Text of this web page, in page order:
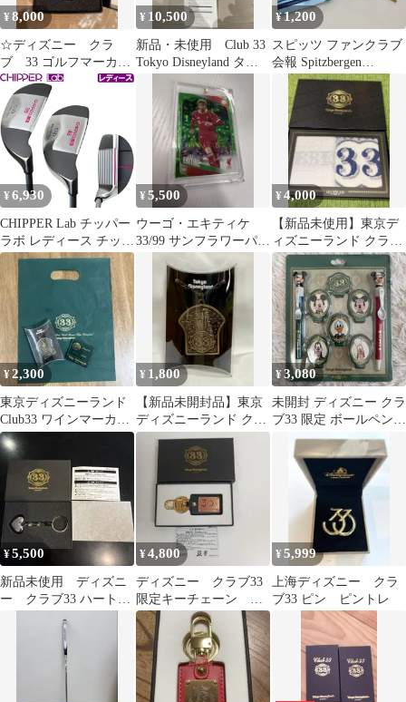
¥8,000
☆ディズニー クラ
ブ 33 ゴルフマーカ
ー マグネット ロゴ
☆
¥ 10,500
新品・未使用 Club 33
Tokyo Disneyland タン
¥1,200
スピッツ ファンクラブ
会報 Spitzbergen
Vol.30、31、33
¥ 6,930
CHIPPER Lab チッパー
ラボ レディース チッパ
ー カーボンシャフ
ト 36度/46度 ラボシリ
¥5,500
ウーゴ・エキティケ
33/99 サンフラワーパラ
レル Topps Japan
¥4,000
【新品未使用】東京デ
ィズニーランド クラブ
33タオルセット
¥2,300
東京ディズニーランド
Club33 ワインマーカー
ステッカー
¥ 1,800
【新品未開封品】東京
ディズニーランド クラ
ブ33 ワインマーカー
¥3,080
未開封 ディズニー クラ
ブ33 限定 ボールペン＆
マグネットセット 希少
TDL
¥5,500
新品未使用 ディズニ
ー クラブ33 ハート
¥4,800
ディズニー クラブ33
限定キーチェーン 未
使用品
¥5,999
上海ディズニー クラ
ブ33 ピン ピントレ